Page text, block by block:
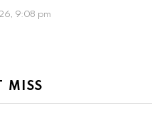
9:08 pm
MISS